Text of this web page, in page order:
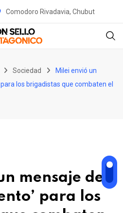
Comodoro Rivadavia, Chubut
Sociedad
Milei envió un
los brigadistas que combaten el
mensaje de
para los